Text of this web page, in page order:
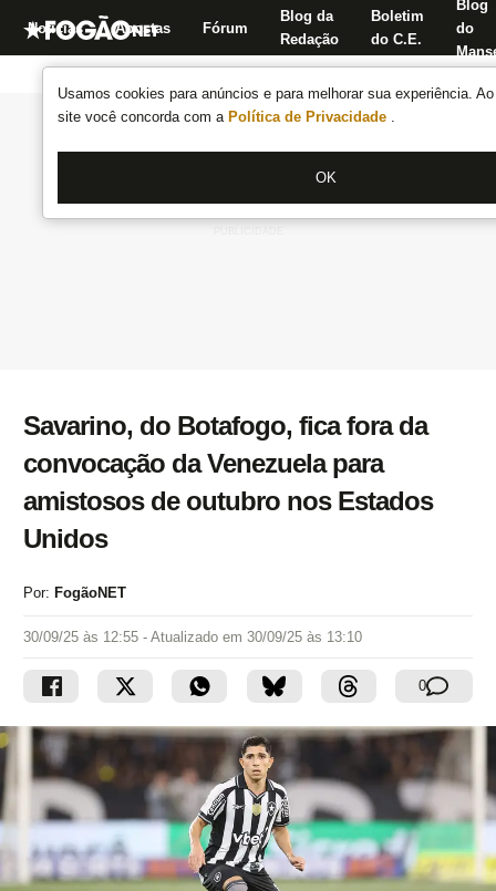
Usamos cookies para anúncios e para melhorar sua experiência.
site você concorda com a Política de Privacidade .
OK
Notícias Apostas Fórum
Blog da
Redação
Boletim
do C.E.
Blog
do
Savarino, do Botafogo, fica fora da
convocação da Venezuela para
amistosos de outubro nos Estados
Unidos
Por: FogãoNET
30/09/25 às 12:55 - Atualizado em 30/09/25 às 13:10
0